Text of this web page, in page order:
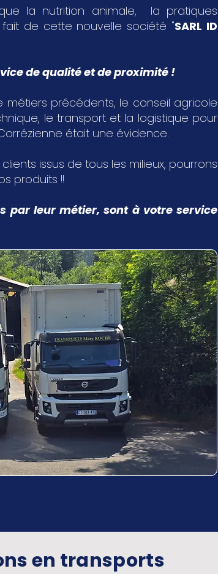
la nutrition animale, la pratiques
de cette nouvelle société "SARL ID
de qualité et de proximité !
précédents, le conseil agricole
le transport et la logistique pour
était une évidence.
issus de tous les milieux, pourrons
produits !!
par leur métier, sont à votre service
en transports